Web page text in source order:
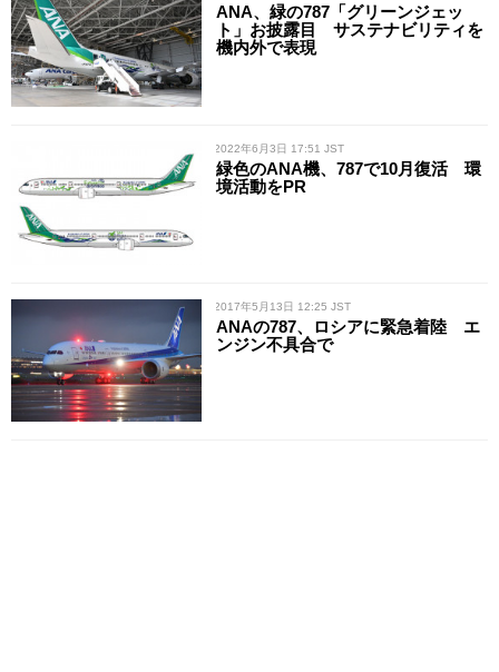
ANA、緑の787「グリーンジェッ
ト」お披露目 サステナビリティを
機内外で表現
/ 2022年6月3日 17:51 JST
緑色のANA機、787で10月復活 環
境活動をPR
/ 2017年5月13日 12:25 JST
ANAの787、ロシアに緊急着陸 エ
ンジン不具合で